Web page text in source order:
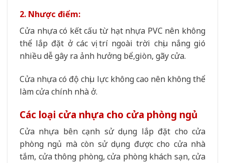
2. Nhược điểm:
Cửa nhựa có kết cấu từ hạt nhựa PVC nên không
thể lắp đặt ở các vị trí ngoài trời chịu nắng gió
nhiều dễ gây ra ảnh hưởng bể,giòn, gãy cửa.
Cửa nhựa có độ chịu lực không cao nên không thể
làm cửa chính nhà ở.
Các loại cửa nhựa cho cửa phòng ngủ
Cửa nhựa bên cạnh sử dụng lắp đặt cho cửa
phòng ngủ mà còn sử dụng được cho cửa nhà
tắm, cửa thông phòng, cửa phòng khách sạn, cửa